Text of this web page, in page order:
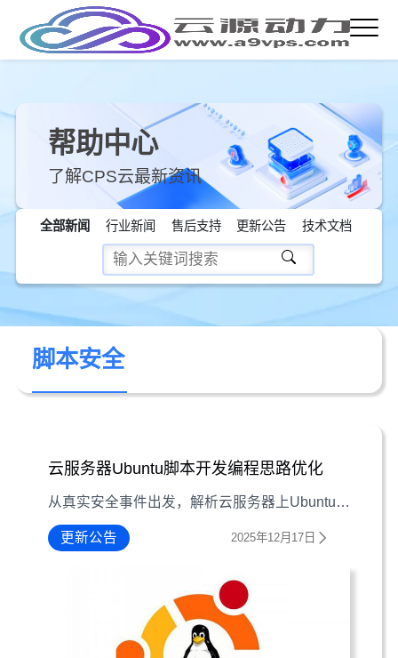
帮助中心
了解CPS云最新资讯
全部新闻 行业新闻 售后支持 更新公告 技术文档
脚本安全
云服务器Ubuntu脚本开发编程思路优化
从真实安全事件出发，解析云服务器上Ubuntu脚本开发的关键思路，涵盖模块化设计、安全验证等核心要点，提升脚本稳定性与安全性。
更新公告 2025年12月17日